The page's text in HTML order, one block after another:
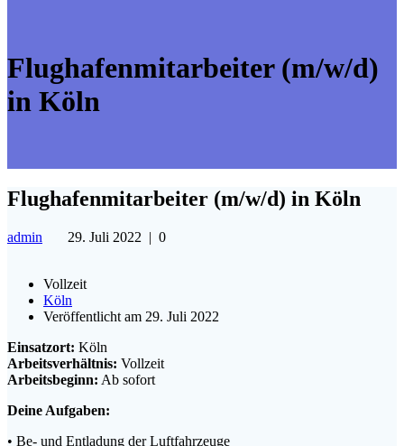
Flughafenmitarbeiter (m/w/d)
in Köln
Flughafenmitarbeiter (m/w/d) in Köln
admin 29. Juli 2022 | 0
Vollzeit
Köln
Veröffentlicht am 29. Juli 2022
Einsatzort: Köln
Arbeitsverhältnis: Vollzeit
Arbeitsbeginn: Ab sofort
Deine Aufgaben:
• Be- und Entladung der Luftfahrzeuge